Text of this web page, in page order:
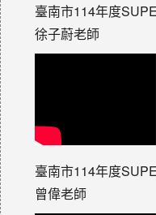
臺南市114年度
徐子蔚老師
臺南市114年度
曾偉老師